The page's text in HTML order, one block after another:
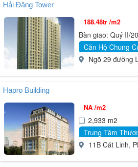
Hải Đăng Tower
188.48tr /m2
Bàn giao: Quý II/
Căn Hộ Chung
Ngõ 29 đường
Hapro Building
NA /m2
2,933 m2
Trung Tâm
11B Cát Linh,